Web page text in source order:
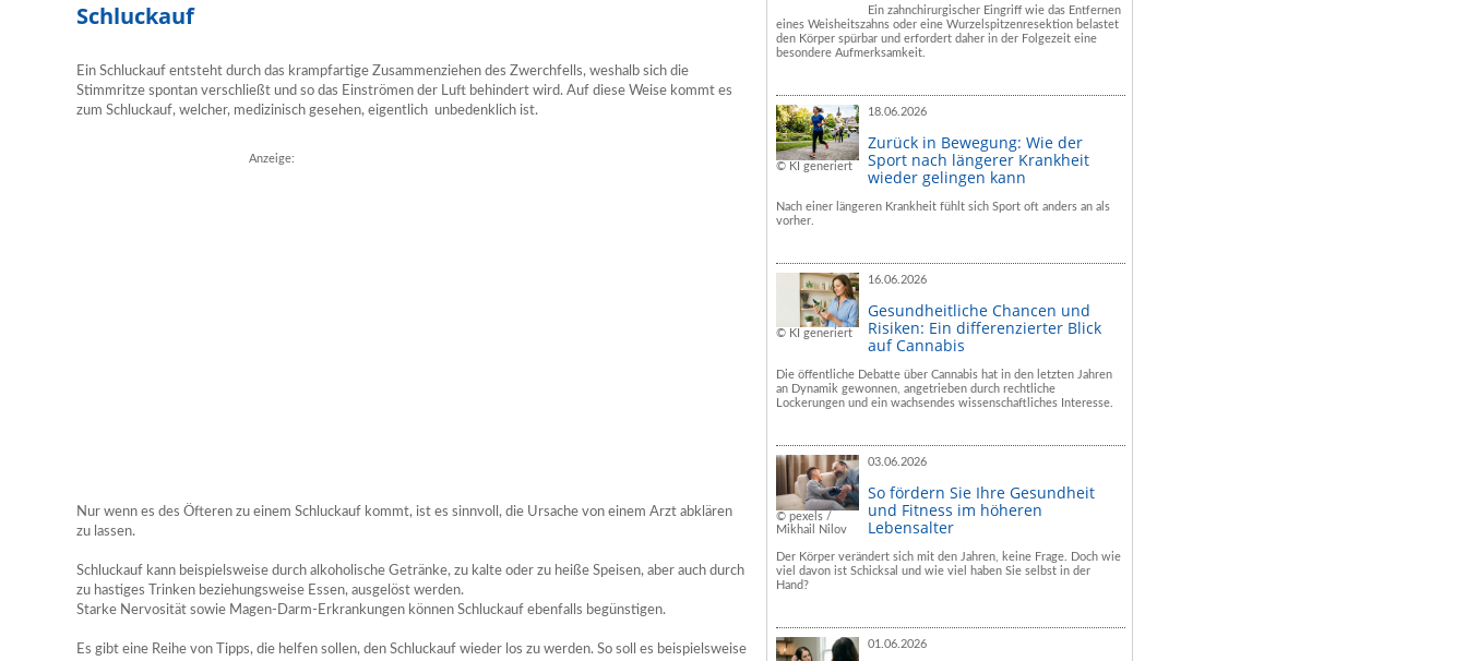
Schluckauf
Ein Schluckauf entsteht durch das krampfartige Zusammenziehen des Zwerchfells, weshalb sich die
Stimmritze spontan verschließt und so das Einströmen der Luft behindert wird. Auf diese Weise kommt es
zum Schluckauf, welcher, medizinisch gesehen, eigentlich unbedenklich ist.
Anzeige:
Nur wenn es des Öfteren zu einem Schluckauf kommt, ist es sinnvoll, die Ursache von einem Arzt abklären
zu lassen.
Schluckauf kann beispielsweise durch alkoholische Getränke, zu kalte oder zu heiße Speisen, aber auch durch
zu hastiges Trinken beziehungsweise Essen, ausgelöst werden.
Starke Nervosität sowie Magen-Darm-Erkrankungen können Schluckauf ebenfalls begünstigen.
Es gibt eine Reihe von Tipps, die helfen sollen, den Schluckauf wieder los zu werden. So soll es beispielsweise
Ein zahnchirurgischer Eingriff wie das Entfernen
eines Weisheitszahns oder eine Wurzelspitzenresektion belastet
den Körper spürbar und erfordert daher in der Folgezeit eine
besondere Aufmerksamkeit.
© KI generiert
18.06.2026
Zurück in Bewegung: Wie der
Sport nach längerer Krankheit
wieder gelingen kann
Nach einer längeren Krankheit fühlt sich Sport oft anders an als
vorher.
© KI generiert
16.06.2026
Gesundheitliche Chancen und
Risiken: Ein differenzierter Blick
auf Cannabis
Die öffentliche Debatte über Cannabis hat in den letzten Jahren
an Dynamik gewonnen, angetrieben durch rechtliche
Lockerungen und ein wachsendes wissenschaftliches Interesse.
© pexels /
Mikhail Nilov
03.06.2026
So fördern Sie Ihre Gesundheit
und Fitness im höheren
Lebensalter
Der Körper verändert sich mit den Jahren, keine Frage. Doch wie
viel davon ist Schicksal und wie viel haben Sie selbst in der
Hand?
01.06.2026